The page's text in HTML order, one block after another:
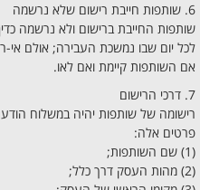
6. שותפות חייבת רישום שלא נרשמה
לכל יום שבו נמשכת העבירה; אולם
אם השותפות קיימת ואם לאו.
7. דרכי הרישום
רישומה של שותפות יהיה במשלוח
פרטים אלה:
(1) שם השותפות;
(2) מהות העסק דרך כלל;